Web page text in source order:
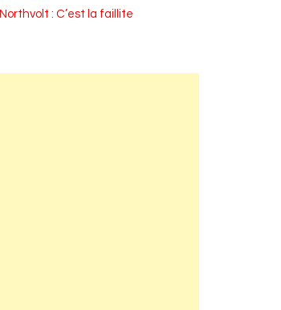
Northvolt : C’est la faillite